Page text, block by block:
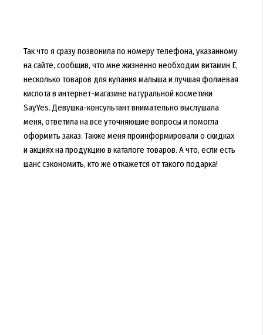
Так что я сразу позвонила по номеру телефона, указанному
на сайте, сообщив, что мне жизненно необходим витамин Е,
несколько товаров для купания малыша и лучшая фолиевая
кислота в интернет-магазине натуральной косметики
SayYes. Девушка-консультант внимательно выслушала
меня, ответила на все уточняющие вопросы и помогла
оформить заказ. Также меня проинформировали о скидках
и акциях на продукцию в каталоге товаров. А что, если есть
шанс сэкономить, кто же откажется от такого подарка!